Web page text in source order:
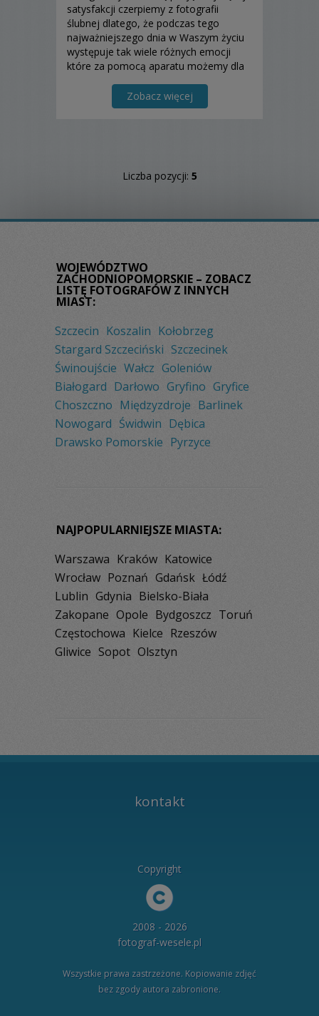
satysfakcji czerpiemy z fotografii
ślubnej dlatego, że podczas tego
najważniejszego dnia w Waszym życiu
występuje tak wiele różnych emocji
które za pomocą aparatu możemy dla
stylu reporterskiego, nie ingerujemy,
obserwujemy i uwieczniamy Wasze
Zobacz więcej
Liczba pozycji: 5
WOJEWÓDZTWO
ZACHODNIOPOMORSKIE – ZOBACZ
LISTĘ FOTOGRAFÓW Z INNYCH
MIAST:
Szczecin Koszalin Kołobrzeg
Stargard Szczeciński Szczecinek
Świnoujście Wałcz Goleniów
Białogard Darłowo Gryfino Gryfice
Choszczno Międzyzdroje Barlinek
Nowogard Świdwin Dębica
Drawsko Pomorskie Pyrzyce
NAJPOPULARNIEJSZE MIASTA:
Warszawa Kraków Katowice
Wrocław Poznań Gdańsk Łódź
Lublin Gdynia Bielsko-Biała
Zakopane Opole Bydgoszcz Toruń
Częstochowa Kielce Rzeszów
Gliwice Sopot Olsztyn
kontakt
Copyright
2008 - 2026
fotograf-wesele.pl
Wszystkie prawa zastrzeżone. Kopiowanie zdjęć
bez zgody autora zabronione.